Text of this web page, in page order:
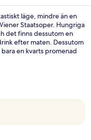
läge, mindre än en
Staatsoper. Hungriga
det finns dessutom en
efter maten. Dessutom
en kvarts promenad
Kollektivtrafik finns i
station och till
att gå.